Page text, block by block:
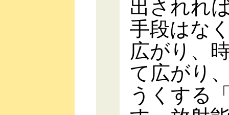
出されれ
手段はな
広がり、
て広がり
うくする